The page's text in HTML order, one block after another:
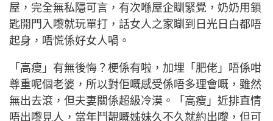
屋，完全無私隱可言，有次喺屋企瞓緊覺，奶奶用鎖
匙開門入嚟就玩單打，話女人之家瞓到日光日白都唔
起身，唔慌係好女人喎。
「高瘦」有無後悔？梗係有啦，加埋「肥佬」唔係咁
尊重呢個老婆，所以對佢嘅感受係唔多理會嘅，雖然
無出去滾，但夫妻關係超級冷漠。「高瘦」近排直情
唔出嚟見人，當年鬥靚嘅姊妹久不久就約出嚟，但可